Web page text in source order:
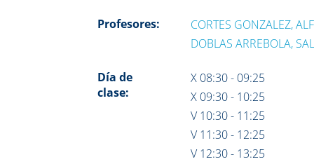
Profesores:
CORTES GONZALEZ,
DOBLAS ARREBOLA,
Día de
clase:
X 08:30 - 09:25
X 09:30 - 10:25
V 10:30 - 11:25
V 11:30 - 12:25
V 12:30 - 13:25